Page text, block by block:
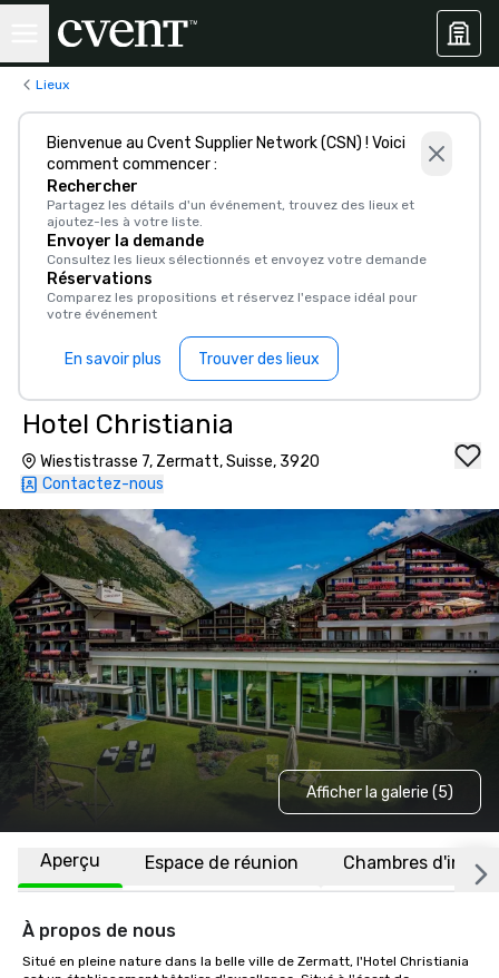
Lieux
Bienvenue au Cvent Supplier Network (CSN) ! Voici
comment commencer :
Rechercher
Partagez les détails d'un événement, trouvez des lieux et
ajoutez-les à votre liste.
Envoyer la demande
Consultez les lieux sélectionnés et envoyez votre demande
Réservations
Comparez les propositions et réservez l'espace idéal pour
votre événement
En savoir plus Trouver des lieux
Hotel Christiania
Wiestistrasse 7, Zermatt, Suisse, 3920
Contactez-nous
Afficher la galerie (5)
Aperçu Espace de réunion Chambres
À propos de nous
Situé en pleine nature dans la belle ville de Zermatt, l'Hotel Christiania